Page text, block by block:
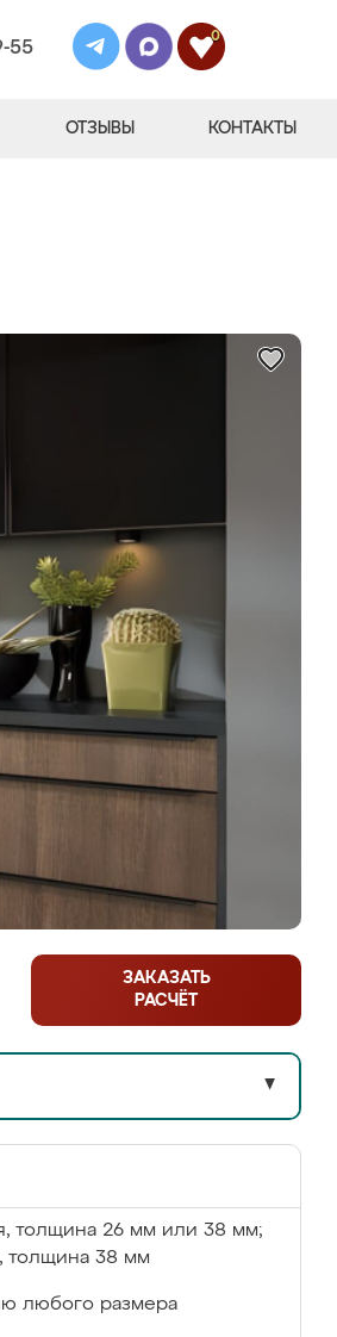
55
0
ОТЗЫВЫ КОНТАКТЫ
ЗАКАЗАТЬ
РАСЧЁТ
▼
толщина 26 мм или 38 мм;
толщина 38 мм
любого размера